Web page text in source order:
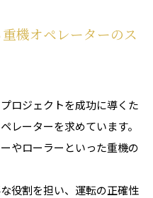
機オペレーターのス
ロジェクトを成功に導くた
レーターを求めています。
やローラーといった重機の
役割を担い、運転の正確性